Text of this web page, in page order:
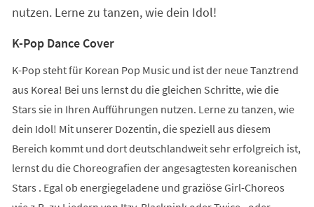
nutzen. Lerne zu tanzen, wie dein Idol!
K-Pop Dance Cover
K-Pop steht für Korean Pop Music und ist der neue Tanztrend
aus Korea! Bei uns lernst du die gleichen Schritte, wie die
Stars sie in Ihren Aufführungen nutzen. Lerne zu tanzen, wie
dein Idol! Mit unserer Dozentin, die speziell aus diesem
Bereich kommt und dort deutschlandweit sehr erfolgreich ist,
lernst du die Choreografien der angesagtesten koreanischen
Stars . Egal ob energiegeladene und graziöse Girl-Choreos